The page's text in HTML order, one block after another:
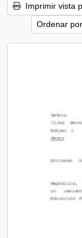
Imprimir vista
Ordenar